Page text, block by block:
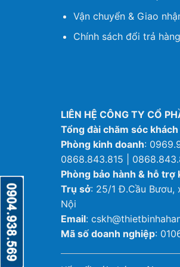
Vận chuyển & Giao
Chính sách đổi trả hàng
LIÊN HỆ CÔNG TY CỔ
Tổng đài chăm sóc
Phòng kinh doanh:
0868.843.815 |
Phòng bảo hành & hỗ trợ
Trụ sở: 25/1 Đ.Cầu Bươu,
Nội
Email:
Mã số doanh nghiệp: